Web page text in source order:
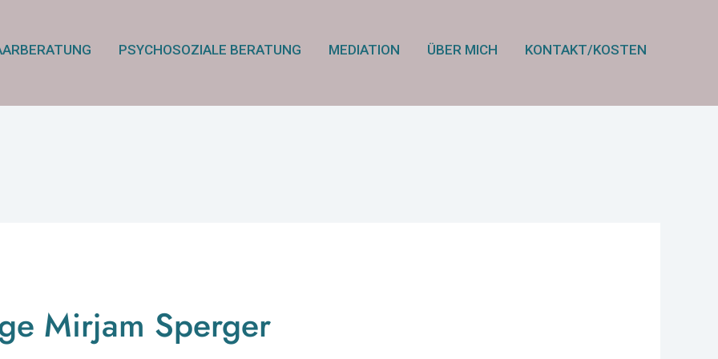
PSYCHOSOZIALE BERATUNG MEDIATION ÜBER MICH KONTAKT/KOSTEN
Mirjam Sperger